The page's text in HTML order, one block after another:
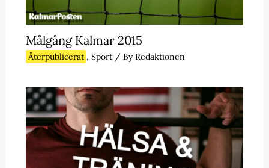
Målgång Kalmar 2015
Återpublicerat , Sport/ ByRedaktionen